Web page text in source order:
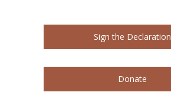
Sign the Declaration
Donate